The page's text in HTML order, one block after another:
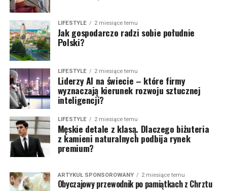
LIFESTYLE 2 miesiące temu
Jak gospodarczo radzi sobie południe
Polski?
LIFESTYLE 2 miesiące temu
Liderzy AI na świecie – które firmy
wyznaczają kierunek rozwoju sztucznej
inteligencji?
LIFESTYLE 2 miesiące temu
Męskie detale z klasą. Dlaczego biżuteria
z kamieni naturalnych podbija rynek
premium?
ARTYKUŁ SPONSOROWANY 2 miesiące temu
Obyczajowy przewodnik po pamiątkach z Chrztu